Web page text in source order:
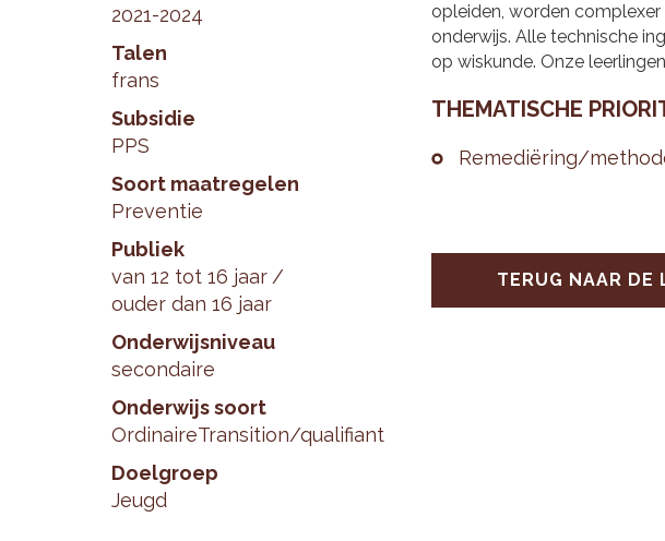
2021-2024
Talen
frans
Subsidie
PPS
Soort maatregelen
Preventie
Publiek
van 12 tot 16 jaar
ouder dan 16 jaar
Onderwijsniveau
secondaire
Onderwijs soort
OrdinaireTransition/qualifiant
Doelgroep
Jeugd
opleiden, worden
onderwijs. Alle technische
op wiskunde. Onze
THE­MA­TI­SCHE
Re­me­diëring/
TERUG NAAR DE